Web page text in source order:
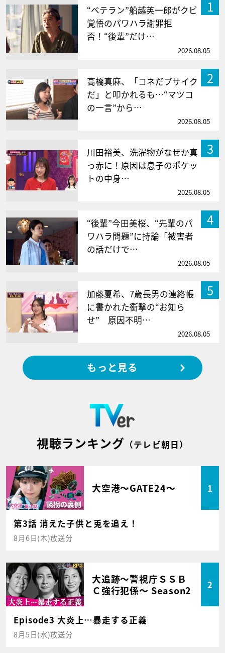
1
“ベテラン”船越英一郎がクビ
覚悟のパワハラ謝罪拒
否！“後輩”だけ…
2026.08.05
2
高橋真麻、「コネだブサイク
だ」と叩かれるも…“マツコ
の一言”から…
2026.08.05
3
川田裕美、洗濯物がなぜか真
っ赤に！原因は息子のポケッ
トの中身…
2026.08.05
4
“後輩”今田美桜、“先輩のパ
ワハラ問題”に持論「被害者
の話だけで…
2026.08.05
5
加藤夏希、7歳長男の連絡帳
に書かれた衝撃の“お知ら
せ” 原因不明…
2026.08.05
もっと見る
視聴ランキング （テレビ朝日）
大空港～GATE24～ 1
第3話 消えた子供と兎を追え！
8月6日(木)放送分
大追跡～警視庁ＳＳＢ
Ｃ強行犯係～ Season2
2
Episode3 大炎上…暴走する正義
8月5日(水)放送分